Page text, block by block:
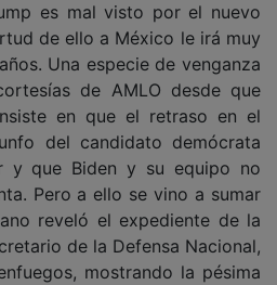
es mal visto por el nuevo
de ello a México le irá muy
Una especie de venganza
de AMLO desde que
en que el retraso en el
del candidato demócrata
y que Biden y su equipo no
Pero a ello se vino a sumar
reveló el expediente de la
de la Defensa Nacional,
mostrando la pésima